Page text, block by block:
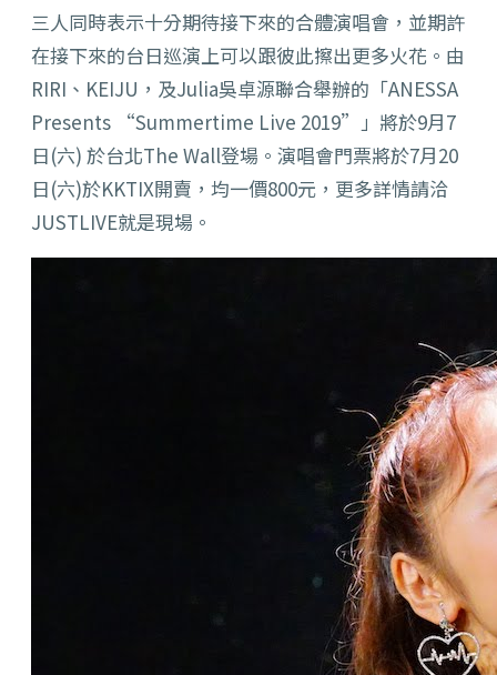
三人同時表示十分期待接下來的合體演唱會，並期許
在接下來的台日巡演上可以跟彼此擦出更多火花。由
RIRI、KEIJU，及Julia吳卓源聯合舉辦的「ANESSA
Presents “Summertime Live 2019”」將於9月7
日(六) 於台北The Wall登場。演唱會門票將於7月20
日(六)於KKTIX開賣，均一價800元，更多詳情請洽
JUSTLIVE就是現場。